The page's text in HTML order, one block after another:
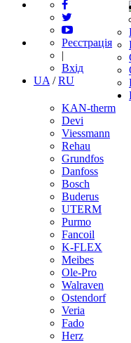
Реєстрація
|
Вхід
UA /RU
KAN-therm
Devi
Viessmann
Rehau
Grundfos
Danfoss
Bosch
Buderus
UTERM
Purmo
Fancoil
K-FLEX
Meibes
Ole-Pro
Walraven
Ostendorf
Veria
Fado
Herz